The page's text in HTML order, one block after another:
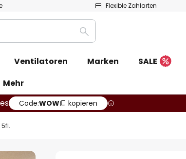
Flexible Zahlarten
Suche
Ventilatoren Marken SALE
Mehr
Code:WOW kopieren